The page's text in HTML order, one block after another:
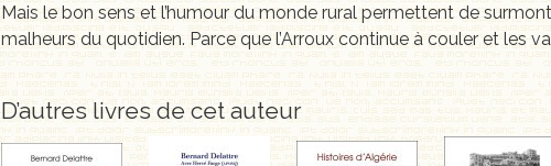
Mais le bon sens et l’humour du monde rural permettent de
malheurs du quotidien. Parce que l’Arroux continue à couler et les
D’autres livres de cet auteur